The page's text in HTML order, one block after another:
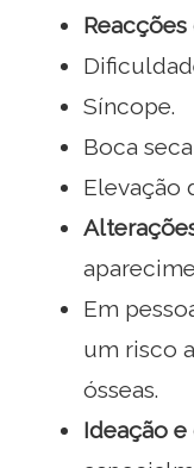
Síncope.
Boca
Elevação
Em
um risco
ósseas.
Ideação